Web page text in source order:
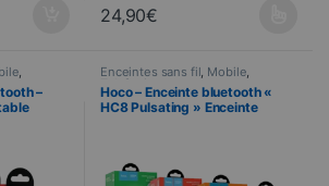
24,90€
Ce produit a plusieurs
,
–
Enceintes sans fil, Mobile,
Telefonie
Hoco – Enceinte bluetooth «
HC8 Pulsating » Enceinte